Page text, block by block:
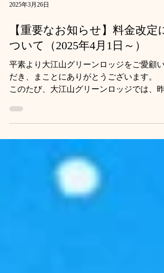
2025年3月26日
【重要なお知らせ】料金改定に
ついて（2025年4月1日～）
平素より大江山グリーンロッジをご愛顧い
だき、まことにありがとうございます。
このたび、大江山グリーンロッジでは、昨
影響を受け、大変心苦しいお知らせではご
いますが、ご宿泊やお食事の料金を改定す
ことといたしました。...